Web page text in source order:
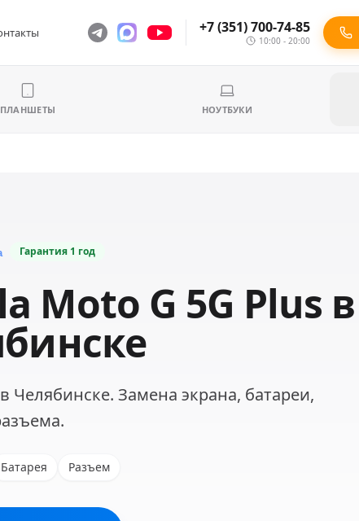
+7 (351) 700-74-85
10:00 - 20:00
ПЛАНШЕТЫ НОУТБУКИ
Гарантия 1 год
Moto G 5G Plus в
Челябинске. Замена экрана, батареи,
Батарея Разъем